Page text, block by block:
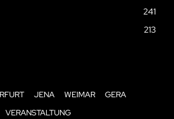
241
213
JENA WEIMAR
GERA
VERANSTALTUNG